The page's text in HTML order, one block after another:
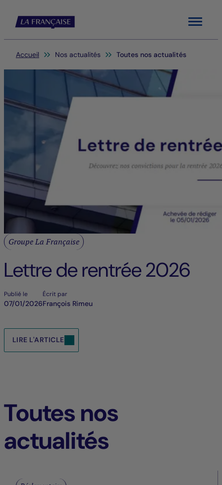
Menu
Vous êtes ici:
Accueil Nos actualités Toutes nos actualités
Groupe La Française
Lettre de rentrée 2026
Publié le
07/01/2026
Écrit par
François Rimeu
LIRE L'ARTICLE
Toutes nos
actualités